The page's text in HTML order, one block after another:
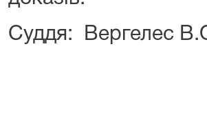
Суддя: Вергелес